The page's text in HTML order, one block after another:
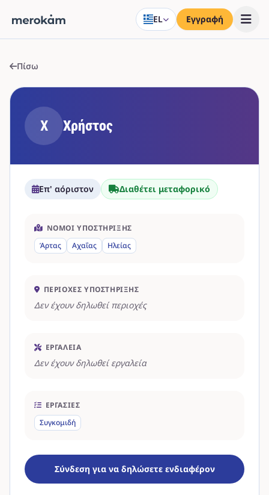
EL Εγγραφή
Πίσω
Χ Χρήστος
Επ' αόριστον Διαθέτει μεταφορικό
ΝΟΜΟΊ ΥΠΟΣΤΉΡΙΞΗΣ
Άρτας
Αχαΐας Ηλείας
ΠΕΡΙΟΧΈΣ ΥΠΟΣΤΉΡΙΞΗΣ
Δεν έχουν δηλωθεί περιοχές
ΕΡΓΑΛΕΊΑ
Δεν έχουν δηλωθεί εργαλεία
ΕΡΓΑΣΊΕΣ
Συγκομιδή
Σύνδεση για να δηλώσετε ενδιαφέρον